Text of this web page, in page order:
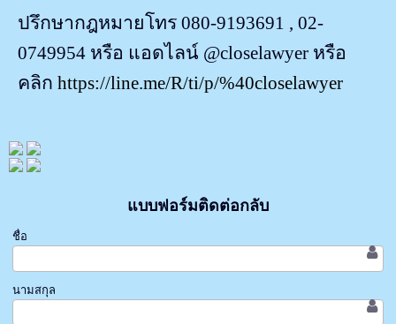
ปรึกษากฎหมายโทร 080-9193691 , 02-
0749954 หรือ แอดไลน์ @closelawyer หรือ
คลิก https://line.me/R/ti/p/%40closelawyer
แบบฟอร์มติดต่อกลับ
ชื่อ
นามสกุล